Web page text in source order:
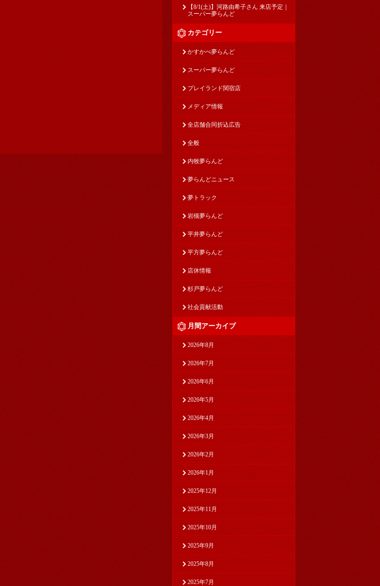
【8/1(土)】河路由希子さん 来店予定｜
スーパー夢らんど
カテゴリー
かすかべ夢らんど
スーパー夢らんど
プレイランド関宿店
メディア情報
全店舗合同折込広告
全般
内牧夢らんど
夢らんどニュース
夢トラック
岩槻夢らんど
平井夢らんど
平方夢らんど
店休情報
杉戸夢らんど
社会貢献活動
月間アーカイブ
2026年8月
2026年7月
2026年6月
2026年5月
2026年4月
2026年3月
2026年2月
2026年1月
2025年12月
2025年11月
2025年10月
2025年9月
2025年8月
2025年7月